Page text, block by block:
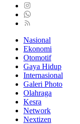
Nasional
Ekonomi
Otomotif
Gaya Hidup
Internasional
Galeri Photo
Olahraga
Kesra
Network
Nextizen